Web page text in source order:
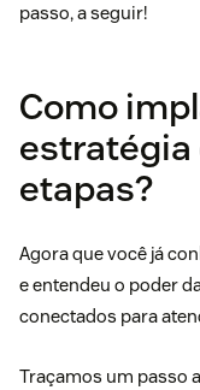
passo, a seguir!
Como
estratégia
etapas?
Agora que você já
e entendeu o poder
conectados para
Traçamos um passo